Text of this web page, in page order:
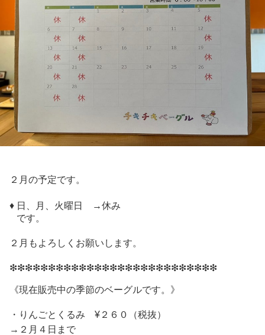
２月の予定です。
♦︎ 日、月、火曜日 →休み
です。
２月もよろしくお願いします。
❇︎❇︎❇︎❇︎❇︎❇︎❇︎❇︎❇︎❇︎❇︎❇︎❇︎❇︎❇︎❇︎❇︎❇︎❇︎❇︎❇︎❇︎❇︎❇︎❇︎❇︎❇︎
《現在販売中の季節のベーグルです。》
・りんごとくるみ ¥２６０（税抜）
→２月４日まで